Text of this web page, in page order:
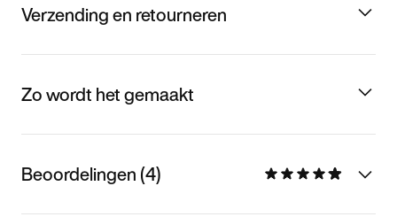
Verzending en retourneren
Zo wordt het gemaakt
Beoordelingen (4)